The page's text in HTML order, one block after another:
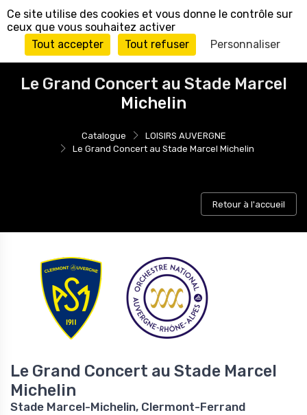
Le Grand Concert au Stade Marcel
Michelin
Catalogue
LOISIRS AUVERGNE
Le Grand Concert au Stade Marcel Michelin
Retour à l'accueil
Le Grand Concert au Stade Marcel
Michelin
Stade Marcel-Michelin, Clermont-Ferrand
Panneau de gestion des cookies
Ce site utilise des cookies et vous donne le contrôle sur
ceux que vous souhaitez activer
Tout accepter
Tout refuser Personnaliser